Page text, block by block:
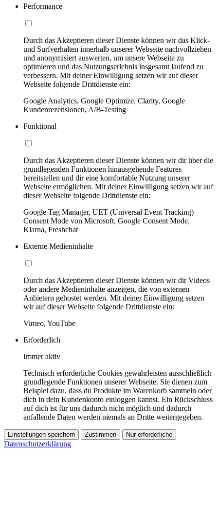
Performance
Durch das Akzeptieren dieser Dienste können wir das Klick-
und Surfverhalten innerhalb unserer Webseite nachvollziehen
und anonymisiert auswerten, um unsere Webseite zu
optimieren und das Nutzungserlebnis insgesamt laufend zu
verbessern. Mit deiner Einwilligung setzen wir auf dieser
Webseite folgende Drittdienste ein:
Google Analytics, Google Optimize, Clarity, Google
Kundenrezensionen, A/B-Testing
Funktional
Durch das Akzeptieren dieser Dienste können wir dir über die
grundlegenden Funktionen hinausgehende Features
bereitstellen und dir eine komfortable Nutzung unserer
Webseite ermöglichen. Mit deiner Einwilligung setzen wir auf
dieser Webseite folgende Drittdienste ein:
Google Tag Manager, UET (Universal Event Tracking)
Consent Mode von Microsoft, Google Consent Mode,
Klarna, Freshchat
Externe Medieninhalte
Durch das Akzeptieren dieser Dienste können wir dir Videos
oder andere Medieninhalte anzeigen, die von externen
Anbietern gehostet werden. Mit deiner Einwilligung setzen
wir auf dieser Webseite folgende Drittdienste ein:
Vimeo, YouTube
Erforderlich
Immer aktiv
Technisch erforderliche Cookies gewährleisten ausschließlich
grundlegende Funktionen unserer Webseite. Sie dienen zum
Beispiel dazu, dass du Produkte im Warenkorb sammeln oder
dich in dein Kundenkonto einloggen kannst. Ein Rückschluss
auf dich ist für uns dadurch nicht möglich und dadurch
anfallende Daten werden niemals an Dritte weitergegeben.
Einstellungen speichern Zustimmen Nur erforderliche
Datenschutzerklärung